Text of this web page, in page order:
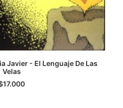
AL CARRITO
Javier - El Lenguaje De Las
Velas
17.000